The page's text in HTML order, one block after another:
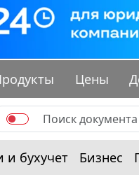
Цены
и бухучет Бизнес